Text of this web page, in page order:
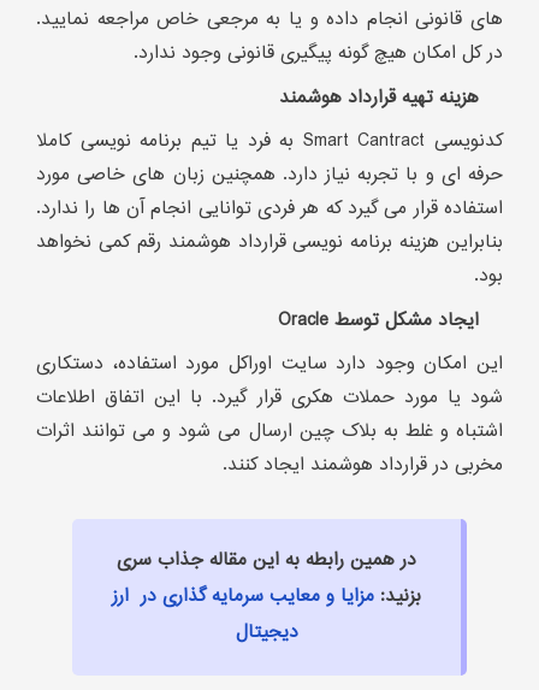
های قانونی انجام داده و یا به مرجعی خاص مراجعه نمایید.
در کل امکان هیچ گونه پیگیری قانونی وجود ندارد.
هزینه تهیه قرارداد هوشمند
کدنویسی Smart Cantract به فرد یا تیم برنامه نویسی کاملا
حرفه ای و با تجربه نیاز دارد. همچنین زبان های خاصی مورد
استفاده قرار می گیرد که هر فردی توانایی انجام آن ها را ندارد.
بنابراین هزینه برنامه نویسی قرارداد هوشمند رقم کمی نخواهد
بود.
ایجاد مشکل توسط Oracle
این امکان وجود دارد سایت اوراکل مورد استفاده، دستکاری
شود یا مورد حملات هکری قرار گیرد. با این اتفاق اطلاعات
اشتباه و غلط به بلاک چین ارسال می شود و می توانند اثرات
مخربی در قرارداد هوشمند ایجاد کنند.
در همین رابطه به این مقاله جذاب سری
بزنید: مزایا و معایب سرمایه گذاری در ارز
دیجیتال